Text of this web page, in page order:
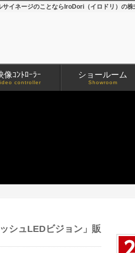
イネージのことならIroDori（イロドリ）の
像ｺﾝﾄﾛｰﾗｰ
controller
ショールーム
Showroom
シュLEDビジョン」販